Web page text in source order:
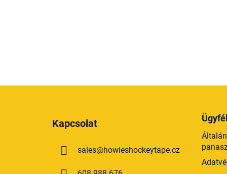
Kapcsolat
sales@howieshockeytape.cz